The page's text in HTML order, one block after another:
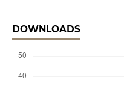
DOWNLOADS